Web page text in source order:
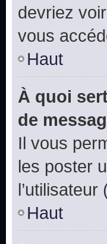
devriez
vous
Haut
À quoi
de
Il vous
les poster
Haut